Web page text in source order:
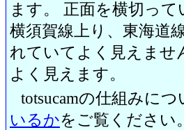
ます。 正面を横切っ
横須賀線上り、東海道
れていてよく見えませ
よく見えます。
totsucamの仕組みにつ
いるかをご覧ください。